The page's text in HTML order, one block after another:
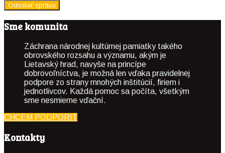
Sme komunita
Záchrana národnej kultúrnej pamiatky takého
obrovského rozsahu a významu, akým je
Lietavský hrad, navyše na princípe
dobrovoľníctva, je možná len vďaka pravidelnej
podpore zo strany mnohých inštitúcií, firiem i
jednotlivcov. Každá pomoc sa počíta, všetkým
sme nesmierne vďační.
CHCEM PODPORIŤ
Kontakty